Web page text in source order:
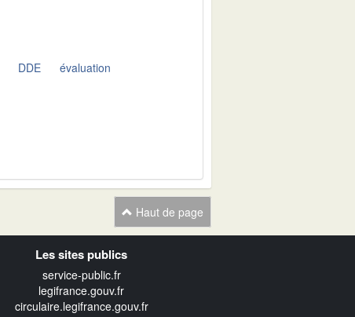
DDE évaluation
Haut de page
Les sites publics
service-public.fr
legifrance.gouv.fr
circulaire.legifrance.gouv.fr